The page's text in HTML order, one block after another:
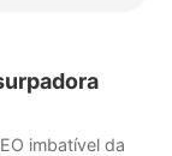
imbatível da